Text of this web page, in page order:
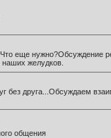
еще нужно?Обсуждение
желудков.
без друга...Обсуждаем
общения